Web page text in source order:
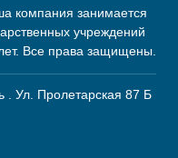
компания занимается
учреждений
Все права защищены.
. Ул. Пролетарская 87 Б